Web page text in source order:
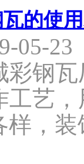
的使
05-23
彩钢
工艺
，